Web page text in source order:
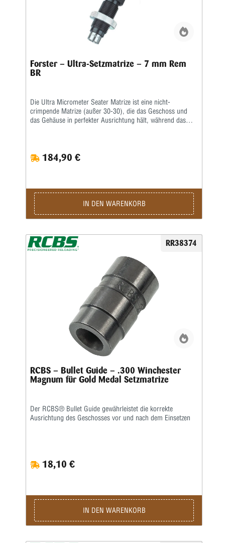
Forster – Ultra-Setzmatrize – 7 mm Rem
BR
Die Ultra Micrometer Seater Matrize ist eine nicht-
crimpende Matrize (außer 30-30), die das Geschoss und
das Gehäuse in perfekter Ausrichtung hält, während das
gewünschten Tiefe platziert und gemessen haben, stellen Sie
einfach den Mikrometerschaft nach oben oder unten auf die
Sitzfunktionen der originalen Bench Rest Seater Matrize
sowie ein ultragenaues Mikrometer zum Einstellen der
Geschosssitztiefe • Mikrometer ermöglicht Feinabstimmung
in beide Richtungen; leicht einstellbar auf .0005″ •
gekennzeichnet • Beseitigt einen Großteil des Versuchs und
Irrtums, der früher mit dem Sitzen von genauen Runden
verbunden war • Helle, weiße Markierungen erleichtern das
Ablesen des Mikrometers • Erhältlich in 80 Kalibern
184,90 €
IN DEN WARENKORB
RR38374
RCBS – Bullet Guide – .300 Winchester
Magnum für Gold Medal Setzmatrize
Der RCBS® Bullet Guide gewährleistet die korrekte
Ausrichtung des Geschosses vor und nach dem Einsetzen
18,10 €
IN DEN WARENKORB